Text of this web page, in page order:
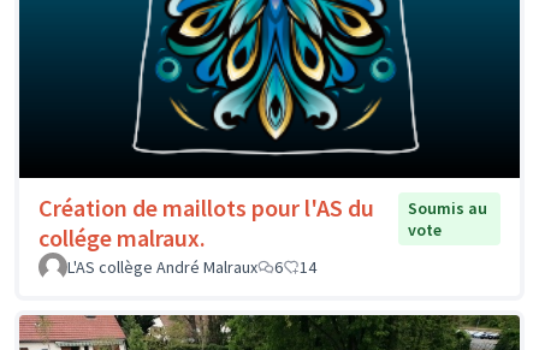
Création de maillots pour l'AS du
collége malraux.
Soumis au
vote
L'AS collège André Malraux
6 14